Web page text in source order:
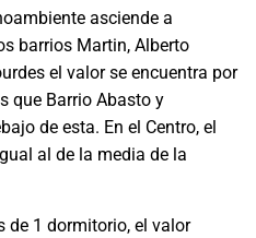
asciende a
barrios Martin, Alberto
el valor se encuentra por
que Barrio Abasto y
de esta. En el Centro, el
al de la media de la
de 1 dormitorio, el valor